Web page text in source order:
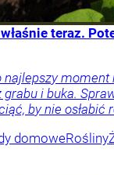
teraz.
najlepszy moment
i buka.
by nie osłabić
domoweRośliny